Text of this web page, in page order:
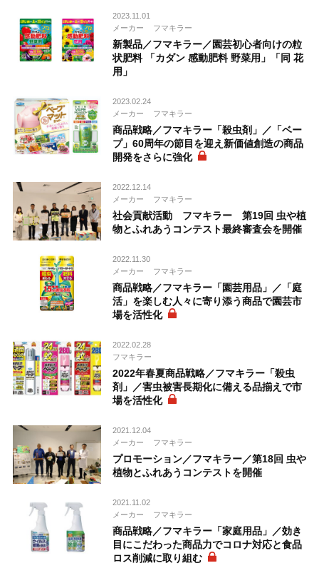
2023.11.01
メーカー
フマキラー
新製品／フマキラー／園芸初心者向けの粒
状肥料 「カダン 感動肥料 野菜用」「同 花
用」
2023.02.24
メーカー
フマキラー
商品戦略／フマキラー「殺虫剤」／「ベー
プ」60周年の節目を迎え新価値創造の商品
開発をさらに強化
2022.12.14
メーカー
フマキラー
社会貢献活動 フマキラー 第19回 虫や植
物とふれあうコンテスト最終審査会を開催
2022.11.30
メーカー
フマキラー
商品戦略／フマキラー「園芸用品」／「庭
活」を楽しむ人々に寄り添う商品で園芸市
場を活性化
2022.02.28
フマキラー
2022年春夏商品戦略／フマキラー「殺虫
剤」／害虫被害長期化に備える品揃えで市
場を活性化
2021.12.04
メーカー
フマキラー
プロモーション／フマキラー／第18回 虫や
植物とふれあうコンテストを開催
2021.11.02
メーカー
フマキラー
商品戦略／フマキラー「家庭用品」／効き
目にこだわった商品力でコロナ対応と食品
ロス削減に取り組む